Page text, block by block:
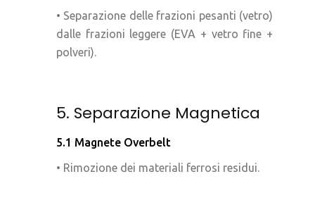
• Separazione delle frazioni pesanti (vetro)
dalle frazioni leggere (EVA + vetro fine +
polveri).
5. Separazione Magnetica
5.1 Magnete Overbelt
• Rimozione dei materiali ferrosi residui.